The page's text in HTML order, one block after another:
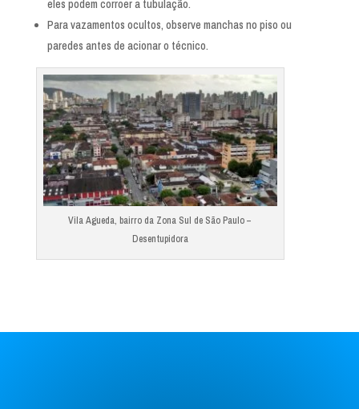
eles podem corroer a tubulação.
Para vazamentos ocultos, observe manchas no piso ou
paredes antes de acionar o técnico.
Vila Agueda, bairro da Zona Sul de São Paulo –
Desentupidora